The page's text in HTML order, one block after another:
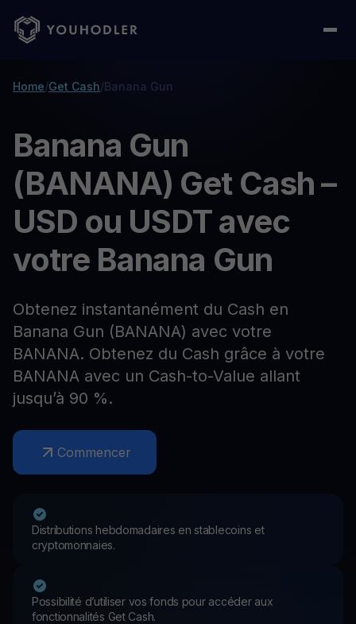
Home/Get Cash/Banana Gun
Banana Gun
(BANANA) Get Cash –
USD ou USDT avec
votre Banana Gun
Obtenez instantanément du Cash en
Banana Gun (BANANA) avec votre
BANANA. Obtenez du Cash grâce à votre
BANANA avec un Cash-to-Value allant
jusqu’à 90 %.
Commencer
Distributions hebdomadaires en stablecoins et
cryptomonnaies.
Possibilité d’utiliser vos fonds pour accéder aux
fonctionnalités Get Cash.